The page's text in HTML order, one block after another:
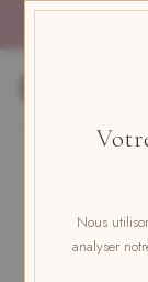
Nous
analyser
The